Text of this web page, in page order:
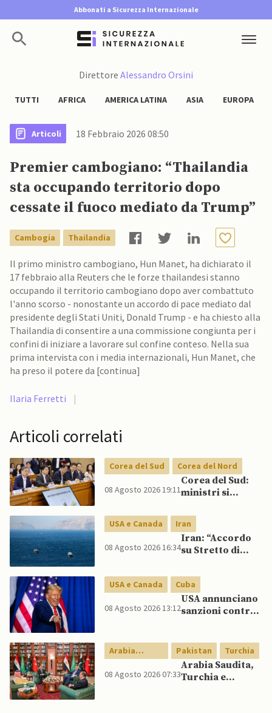
Abbonati a Sicurezza Internazionale
Direttore Alessandro Orsini
TUTTI AFRICA AMERICA LATINA ASIA EUROPA
Articoli 18 Febbraio 2026 08:50
Premier cambogiano: “Thailandia
sta occupando territorio dopo
cessate il fuoco mediato da Trump”
Cambogia Thailandia
Il primo ministro cambogiano, Hun Manet, ha dichiarato il
17 febbraio alla Reuters che le forze thailandesi stanno
occupando il territorio cambogiano dopo aver combattuto
l'anno scorso - nonostante un accordo di pace mediato dal
presidente degli Stati Uniti, Donald Trump - e ha chiesto alla
Thailandia di consentire a una commissione congiunta per i
confini di iniziare a lavorare sul confine conteso. Nella sua
prima intervista con i media internazionali, Hun Manet, che
ha preso il potere da [continua]
Ilaria Ferretti |
Articoli correlati
Corea del Sud Corea del Nord
08 Agosto 2026 19:11
Corea del Sud:
ministri si
pubblicamente
su politica con il
Nord, mentre
Lee spinge per
USA e Canada Iran
08 Agosto 2026 16:34
Iran: “Accordo
su Stretto di
ma non aprirà il
canale”
USA e Canada Cuba
08 Agosto 2026 13:12
USA annunciano
sanzioni contro
Arabia
Saudita
Pakistan Turchia
08 Agosto 2026 07:33
Arabia Saudita,
Turchia e